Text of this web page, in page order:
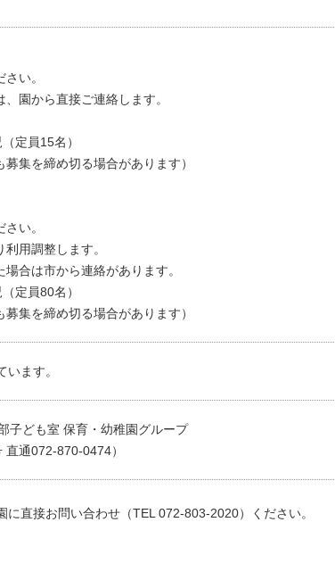
い。
園から直接ご連絡します。
定員15名）
集を締め切る場合があります）
い。
用調整します。
合は市から連絡があります。
定員80名）
集を締め切る場合があります）
ます。
子ども室 保育・幼稚園グループ
直通072-870-0474）
直接お問い合わせ（TEL 072-803-2020）ください。